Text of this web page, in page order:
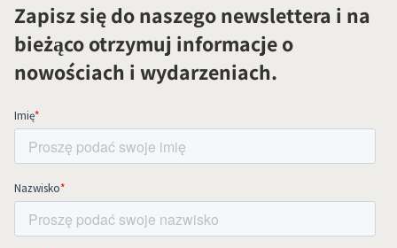
Zapisz się do naszego newslettera i na
bieżąco otrzymuj informacje o
nowościach i wydarzeniach.